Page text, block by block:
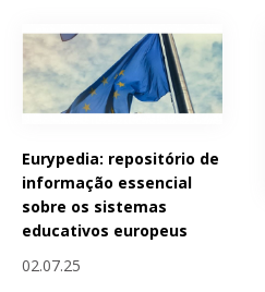
Eurypedia: repositório de
informação essencial
sobre os sistemas
educativos europeus
02.07.25